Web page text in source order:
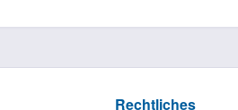
Rechtliches